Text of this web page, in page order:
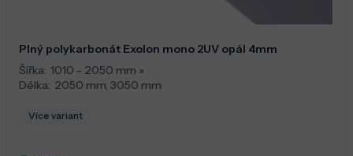
Plný polykarbonát Exolon mono 2UV opál 4mm
Šířka: 1010 - 2050 mm »
Délka: 2050 mm, 3050 mm
Více variant